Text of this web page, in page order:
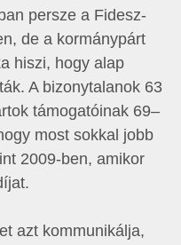
persze a Fidesz-
de a kormánypárt
hiszi, hogy alap
A bizonytalanok 63
támogatóinak 69–
most sokkal jobb
2009-ben, amikor
azt kommunikálja,